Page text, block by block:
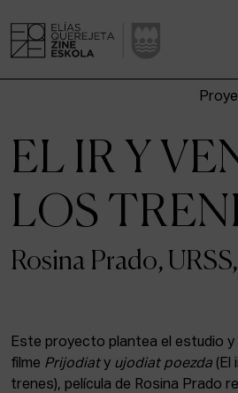
CENTRO DE
ESTUDIOS
KINOFABRIKA
LA CASA DEL CINE
EL IR Y
LOS
Rosina Prado,
Este proyecto plantea el estudio y
filme Prijodiaty ujodiat poezda (El
trenes), película de Rosina Prado